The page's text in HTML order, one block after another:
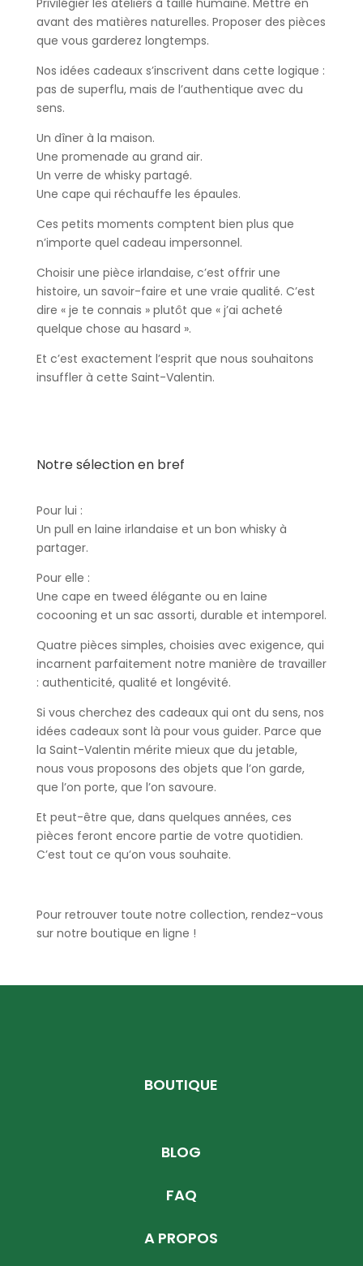
Privilégier les ateliers à taille humaine. Mettre en
avant des matières naturelles. Proposer des pièces
que vous garderez longtemps.
Nos idées cadeaux s’inscrivent dans cette logique :
pas de superflu, mais de l’authentique avec du
sens.
Un dîner à la maison.
Une promenade au grand air.
Un verre de whisky partagé.
Une cape qui réchauffe les épaules.
Ces petits moments comptent bien plus que
n’importe quel cadeau impersonnel.
Choisir une pièce irlandaise, c’est offrir une
histoire, un savoir-faire et une vraie qualité. C’est
dire « je te connais » plutôt que « j’ai acheté
quelque chose au hasard ».
Et c’est exactement l’esprit que nous souhaitons
insuffler à cette Saint-Valentin.
Notre sélection en bref
Pour lui :
Un pull en laine irlandaise et un bon whisky à
partager.
Pour elle :
Une cape en tweed élégante ou en laine
cocooning et un sac assorti, durable et intemporel.
Quatre pièces simples, choisies avec exigence, qui
incarnent parfaitement notre manière de travailler
: authenticité, qualité et longévité.
Si vous cherchez des cadeaux qui ont du sens, nos
idées cadeaux sont là pour vous guider. Parce que
la Saint-Valentin mérite mieux que du jetable,
nous vous proposons des objets que l’on garde,
que l’on porte, que l’on savoure.
Et peut-être que, dans quelques années, ces
pièces feront encore partie de votre quotidien.
C’est tout ce qu’on vous souhaite.
Pour retrouver toute notre collection, rendez-vous
sur notre boutique en ligne !
BOUTIQUE
BLOG
FAQ
A PROPOS